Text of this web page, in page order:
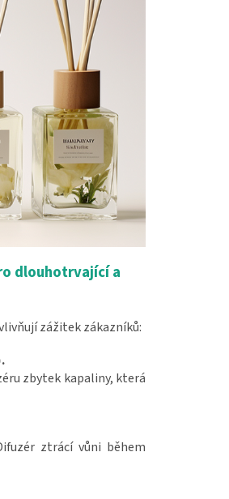
dlouhotrvající a
zážitek zákazníků:
zbytek kapaliny, která
ztrácí vůni během